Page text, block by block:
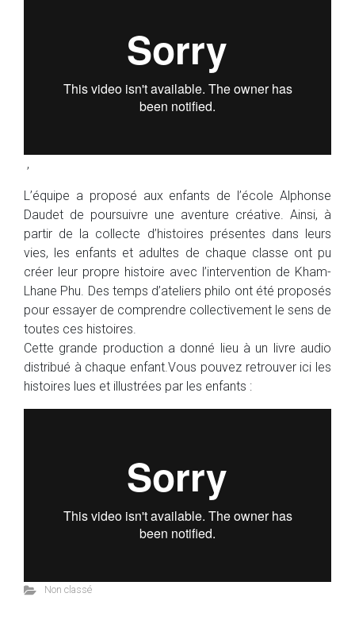
,
L’équipe a proposé aux enfants de l’école Alphonse
Daudet de poursuivre une aventure créative. Ainsi, à
partir de la collecte d’histoires présentes dans leurs
vies, les enfants et adultes de chaque classe ont pu
créer leur propre histoire avec l’intervention de Kham-
Lhane Phu. Des temps d’ateliers philo ont été proposés
pour essayer de comprendre collectivement le sens de
toutes ces histoires.
Cette grande production a donné lieu à un livre audio
distribué à chaque enfant.Vous pouvez retrouver ici les
histoires lues et illustrées par les enfants :
Non classé